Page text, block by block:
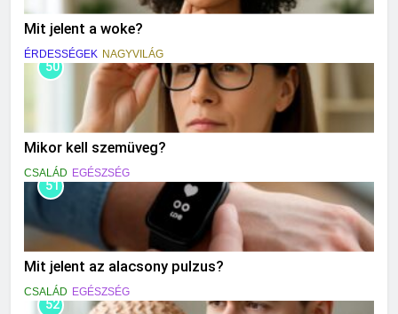
Mit jelent a woke?
ÉRDESSÉGEK NAGYVILÁG
50
Mikor kell szemüveg?
CSALÁD EGÉSZSÉG
51
Mit jelent az alacsony pulzus?
CSALÁD EGÉSZSÉG
52